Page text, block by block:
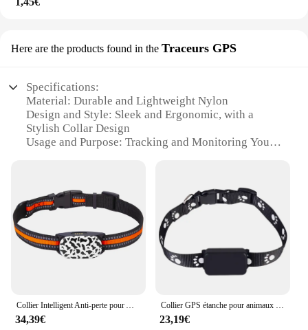
Here are the products found in the Traceurs GPS
Specifications:
Material: Durable and Lightweight Nylon
Design and Style: Sleek and Ergonomic, with a
Stylish Collar Design
Usage and Purpose: Tracking and Monitoring Your
Parts and Accessories: Includes a User-Friendly
App for Easy Tracking
Applicable People: Ideal for Dog Owners and Pet
Enthusiasts
**Unparalleled Tracking Precision**
The collier chien app Traceurs GPS is a
Collier Intelligent Anti-perte pour Animaux de Compagnie, Dispositif Étanche avec Télécommande, Rechargeable, pour Chien et Chat, 4G
34,39€
Collier GPS étanche pour animaux de compagnie, localisateur de chien et de chat, dispositif d'alarme de lutte intelligent, Wi-Fi, P03
23,19€